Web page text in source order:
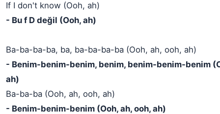
If I don't know (Ooh, ah)
- Bu f D değil (Ooh, ah)
Ba-ba-ba-ba, ba, ba-ba-ba-ba (Ooh, ah, ooh, ah)
- Benim-benim-benim, benim, benim-benim-benim
ah)
Ba-ba-ba (Ooh, ah, ooh, ah)
- Benim-benim-benim (Ooh, ah, ooh, ah)